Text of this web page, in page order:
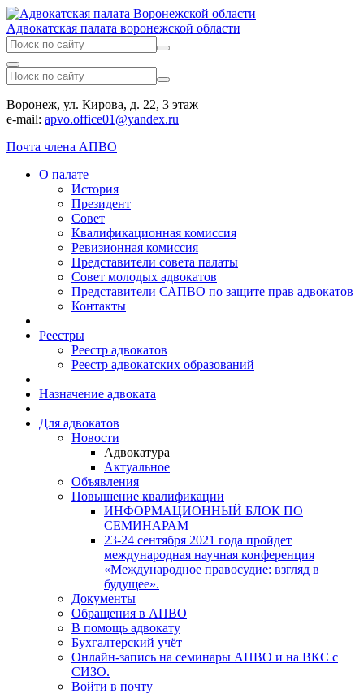
Адвокатская палата воронежской области
Воронеж, ул. Кирова, д. 22, 3 этаж
e-mail: apvo.office01@yandex.ru
Почта члена АПВО
О палате
История
Президент
Совет
Квалификационная комиссия
Ревизионная комиссия
Представители совета палаты
Совет молодых адвокатов
Представители САПВО по защите прав адвокатов
Контакты
Реестры
Реестр адвокатов
Реестр адвокатских образований
Назначение адвоката
Для адвокатов
Новости
Адвокатура
Актуальное
Объявления
Повышение квалификации
ИНФОРМАЦИОННЫЙ БЛОК ПО
СЕМИНАРАМ
23-24 сентября 2021 года пройдет
международная научная конференция
«Международное правосудие: взгляд в
будущее».
Документы
Обращения в АПВО
В помощь адвокату
Бухгалтерский учёт
Онлайн-запись на семинары АПВО и на ВКС с
СИЗО.
Войти в почту